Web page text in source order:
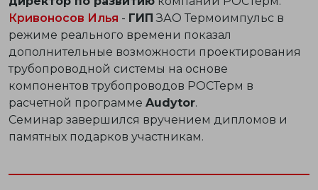
Кривоносов Илья - ГИП ЗАО Термоимпульс в
режиме реального времени показал
дополнительные возможности проектирования
трубопроводной системы на основе
компонентов трубопроводов РОСТерм в
расчетной программе Audytor.
Семинар завершился вручением дипломов и
памятных подарков участникам.